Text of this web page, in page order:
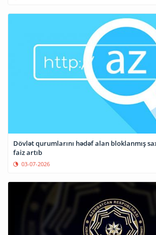
Dövlət qurumlarını hədəf alan bloklanmış
faiz artıb
03-07-2026